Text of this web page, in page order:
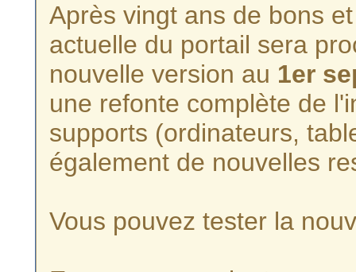
Après vingt ans de bons
actuelle du portail sera
nouvelle version au 1er
une refonte complète de
supports (ordinateurs,
également de nouvelles
Vous pouvez tester la